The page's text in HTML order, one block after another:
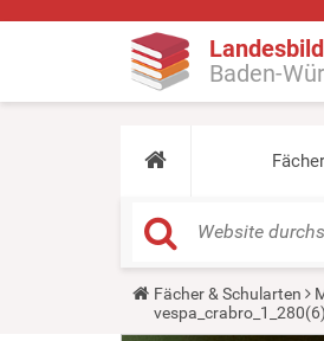
Baden-
Y
u
Fächer & Schularten